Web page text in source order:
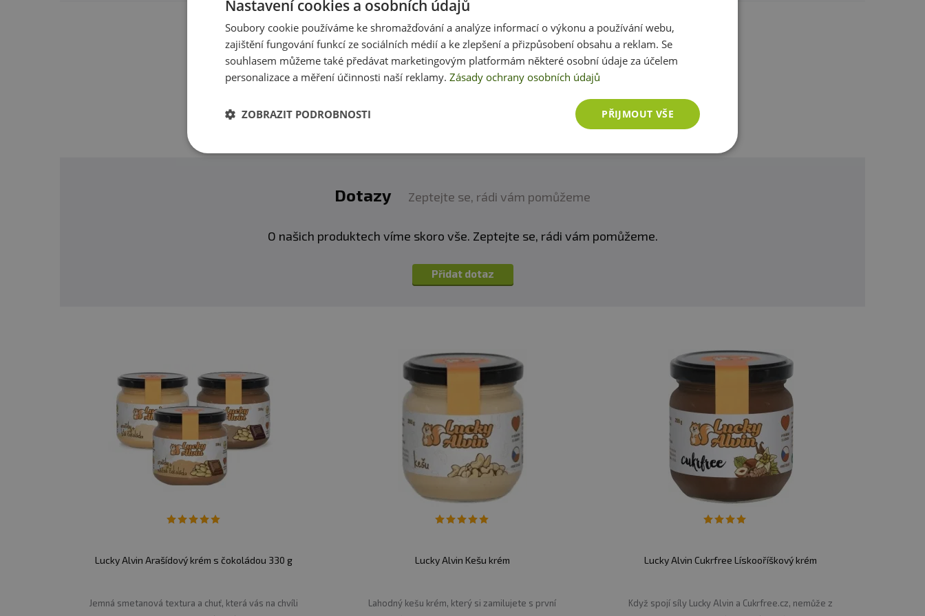
Máte s produktem zkušenost? Napište recenzi a pomozte tak ostatním
zákazníkům s rozhodováním. Děkujeme :-)
Přidat vlastní hodnocení
Dotazy Zeptejte se, rádi vám pomůžeme
O našich produktech víme skoro vše. Zeptejte se, rádi vám pomůžeme.
Přidat dotaz
Lucky Alvin Arašídový krém s čokoládou 330 g
Jemná smetanová textura a chuť, která vás na chvíli
Lucky Alvin Kešu krém
Lahodný kešu krém, který si zamilujete s první
Lucky Alvin Cukrfree Lískooříškový krém
Když spojí síly Lucky Alvin a Cukrfree.cz, nemůže z
Nastavení cookies a osobních údajů
Soubory cookie používáme ke shromažďování a analýze informací o výkonu a používání webu,
zajištění fungování funkcí ze sociálních médií a ke zlepšení a přizpůsobení obsahu a reklam. Se
souhlasem můžeme také předávat marketingovým platformám některé osobní údaje za účelem
personalizace a měření účinnosti naší reklamy. Zásady ochrany osobních údajů
PŘIJMOUT VŠE
ZOBRAZIT PODROBNOSTI